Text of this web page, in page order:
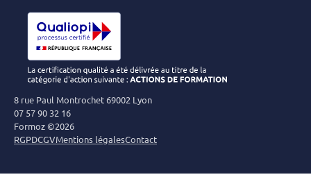
8 rue Paul Montrochet 69002 Lyon
07 57 90 32 16
Formoz ©2026
RGPDCGVMentions légalesContact